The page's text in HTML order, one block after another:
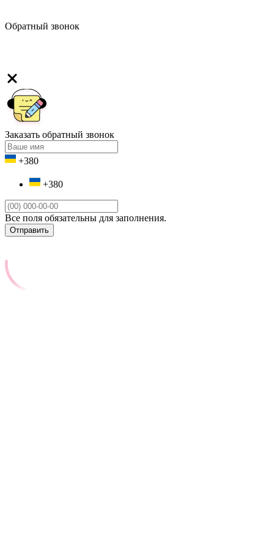
Обратный звонок
Заказать обратный звонок
+380
+380
Все поля обязательны для заполнения.
Отправить